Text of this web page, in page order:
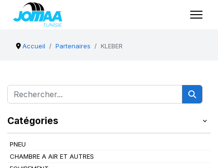
Accueil Partenaires KLEBER
Catégories
PNEU
CHAMBRE A AIR ET AUTRES